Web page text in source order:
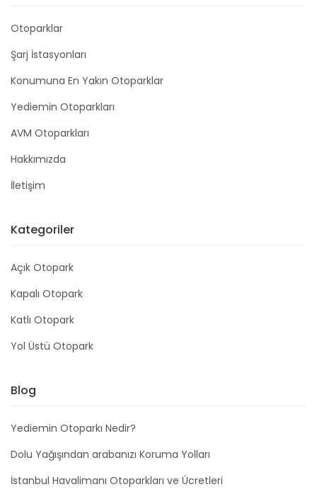
Otoparklar
Şarj İstasyonları
Konumuna En Yakın Otoparklar
Yediemin Otoparkları
AVM Otoparkları
Hakkımızda
İletişim
Kategoriler
Açık Otopark
Kapalı Otopark
Katlı Otopark
Yol Üstü Otopark
Blog
Yediemin Otoparkı Nedir?
Dolu Yağışından arabanızı Koruma Yolları
İstanbul Havalimanı Otoparkları ve Ücretleri